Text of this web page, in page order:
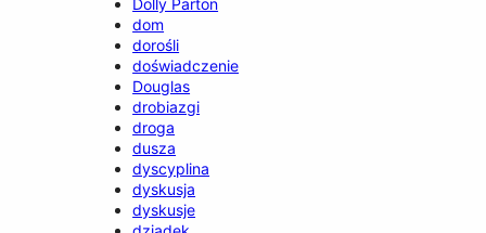
dom
dorośli
doświadczenie
Douglas
drobiazgi
droga
dusza
dyscyplina
dyskusja
dyskusje